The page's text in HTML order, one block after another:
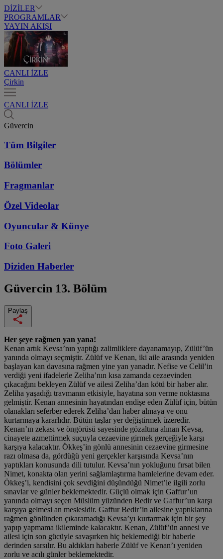
DİZİLER
PROGRAMLAR
YAYIN AKIŞI
CANLI İZLE
Çirkin
CANLI İZLE
Güvercin
Tüm Bilgiler
Bölümler
Fragmanlar
Özel Videolar
Oyuncular & Künye
Foto Galeri
Diziden Haberler
Güvercin 13. Bölüm
Paylaş
Her şeye rağmen yan yana!
Kenan artık Kevsa’nın yaptığı zalimliklere dayanamayıp, Zülüf’ün
yanında olmayı seçmiştir. Zülüf ve Kenan, iki aile arasında yeniden
başlayan kan davasına rağmen yine yan yanadır. Nefise ve Celil’in
verdiği yeni ifadelerle Zeliha’nın kısa zamanda cezaevinden
çıkacağını bekleyen Zülüf ve ailesi Zeliha’dan kötü bir haber alır.
Zeliha yaşadığı travmanın etkisiyle, hayatına son verme noktasına
gelmiştir. Kenan annesinin hayatından endişe eden Zülüf için, bütün
olanakları seferber ederek Zeliha’dan haber almaya ve onu
kurtarmaya kararlıdır. Bütün taşlar yer değiştirmek üzeredir.
Kenan’ın zekası ve öngörüsü sayesinde gözaltına alınan Kevsa,
cinayete azmettirmek suçuyla cezaevine girmek gerçeğiyle karşı
karşıya kalacaktır. Ökkeş’in gönlü annesinin cezaevine girmesine
razı olmasa da, gördüğü yeni gerçekler karşısında Kevsa’nın
yaptıkları konusunda dili tutulur. Kevsa’nın yokluğunu fırsat bilen
Nimet, konakta olan yerini sağlamlaştırma hamlelerine devam eder.
Ökkeş’i, kendisini çok sevdiğini düşündüğü Nimet’le ilgili zorlu
sınavlar ve günler beklemektedir. Güçlü olmak için Gaffur’un
yanında olmayı seçen Müslüm yüzünden Bedir ve Gaffur’un karşı
karşıya gelmesi an meslesidir. Gaffur Bedir’in ailesine yaptıklarına
rağmen gönlünden çıkaramadığı Kevsa’yı kurtarmak için bir şey
yapıp yapmama ikileminde kalacaktır. Kenan, Zülüf’ün annesi ve
ailesi için son gücüyle savaşırken hiç beklemediği bir haberle
derinden sarsılır. Bu aldıkları haberle Zülüf ve Kenan’ı yeniden
zorlu ve acılı günler beklemektedir.